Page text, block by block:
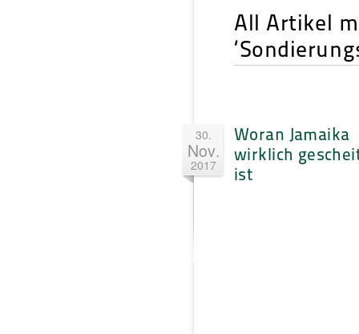
All Artikel
30.
Nov.
2017
Woran Jamaika
wirklich
ist